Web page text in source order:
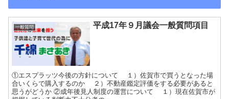
一般質問 平成17年９月議会一般質問項目
①エスプラッツ今後の方針について １）佐賀市で買うとなった場
合いくらで購入するのか ２）不動産鑑定評価をする必要があると
思うがどうか ②成年後見人制度の運営について １）現在佐賀市が